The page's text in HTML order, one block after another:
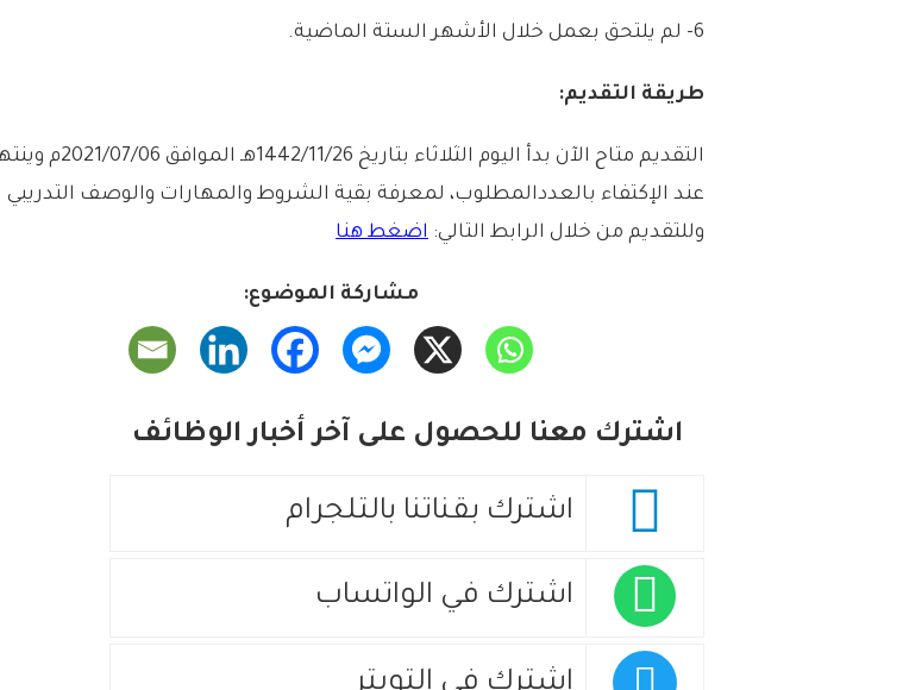
6- لم يلتحق بعمل خلال الأشهر الستة الماضية.
طريقة التقديم:
التقديم متاح الآن بدأ اليوم الثلاثاء بتاريخ هـ الموافق م
عند الإكتفاء بالعددالمطلوب، لمعرفة بقية الشروط والمهارات والوصف التدريبي
وللتقديم من خلال الرابط التالي: اضغط هنا
مشاركة الموضوع:
اشترك معنا للحصول على آخر أخبار الوظائف
اشترك بقناتنا بالتلجرام
اشترك في الواتساب